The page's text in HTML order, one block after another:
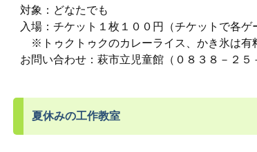
対象：どなたでも
入場：チケット１枚１００円（チケットで各ゲ
※トゥクトゥクのカレーライス、かき氷は有
お問い合わせ：萩市立児童館（０８３８－２５
夏休みの工作教室